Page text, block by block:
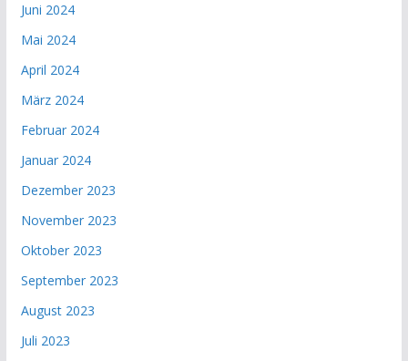
Juni 2024
Mai 2024
April 2024
März 2024
Februar 2024
Januar 2024
Dezember 2023
November 2023
Oktober 2023
September 2023
August 2023
Juli 2023